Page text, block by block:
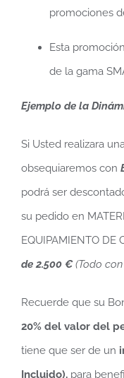
promociones
Esta
de la gama
Ejemplo de la
Si Usted realizara
obsequiaremos con
podrá ser
su pedido en
EQUIPAMIENTO DE
de 2.500 €(Todo
Recuerde que su
20% del valor del
tiene que ser de un
Incluido),para